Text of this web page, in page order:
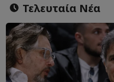
Τελευταία Νέα